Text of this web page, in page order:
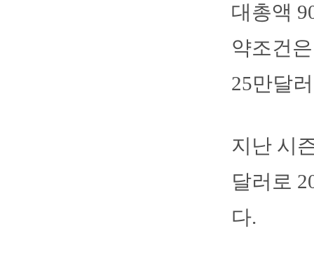
대총액
약조건
25만달
지난 시
달러로
다.